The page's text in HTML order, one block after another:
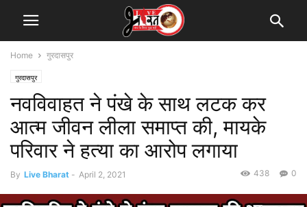
Home गुरदासपुर
गुरदासपुर
नवविवाहत ने पंखे के साथ लटक कर
आत्म जीवन लीला समाप्त की, मायके
परिवार ने हत्या का आरोप लगाया
By Live Bharat - April 2, 2021 0
438